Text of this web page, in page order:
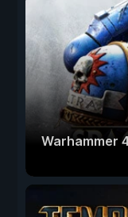
Warhammer